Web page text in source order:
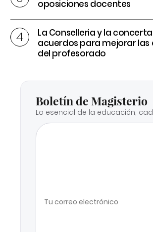
oposiciones docentes
La Conselleria y la
acuerdos para mejorar las
del profesorado
Boletín de Magisterio
Lo esencial de la educación,